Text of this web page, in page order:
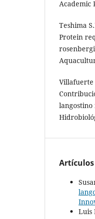
Academic
Teshima
Protein
Villafuerte
Luis